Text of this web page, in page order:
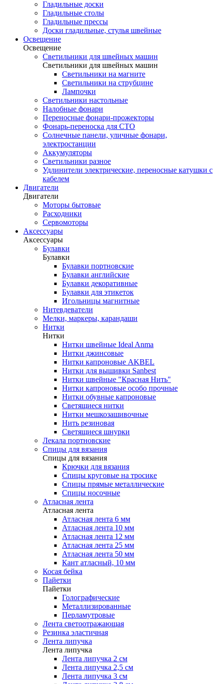
Гладильные доски
Гладильные столы
Гладильные прессы
Доски гладильные, стулья швейные
Освещение
Освещение
Светильники для швейных машин
Светильники для швейных машин
Светильники на магните
Светильники на струбцине
Лампочки
Светильники настольные
Налобные фонари
Переносные фонари-прожекторы
Фонарь-переноска для СТО
Солнечные панели, уличные фонари,
электростанции
Аккумуляторы
Светильники разное
Удлинители электрические, переносные катушки с
кабелем
Двигатели
Двигатели
Моторы бытовые
Расходники
Сервомоторы
Аксессуары
Аксессуары
Булавки
Булавки
Булавки портновские
Булавки английские
Булавки декоративные
Булавки для этикеток
Игольницы магнитные
Нитевдеватели
Мелки, маркеры, карандаши
Нитки
Нитки
Нитки швейные Ideal Anma
Нитки джинсовые
Нитки капроновые AKBEL
Нитки для вышивки Sanbest
Нитки швейные "Красная Нить"
Нитки капроновые особо прочные
Нитки обувные капроновые
Светящиеся нитки
Нитки мешкозашивочные
Нить резиновая
Светящиеся шнурки
Лекала портновские
Спицы для вязания
Спицы для вязания
Крючки для вязания
Спицы круговые на тросике
Спицы прямые металлические
Спицы носочные
Атласная лента
Атласная лента
Атласная лента 6 мм
Атласная лента 10 мм
Атласная лента 12 мм
Атласная лента 25 мм
Атласная лента 50 мм
Кант атласный, 10 мм
Косая бейка
Пайетки
Пайетки
Голографические
Металлизированные
Перламутровые
Лента светоотражающая
Резинка эластичная
Лента липучка
Лента липучка
Лента липучка 2 см
Лента липучка 2,5 см
Лента липучка 3 см